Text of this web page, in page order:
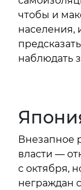
чтобы и
населения,
наблюдать
Внезапное
власти —
с октября,
неграждан